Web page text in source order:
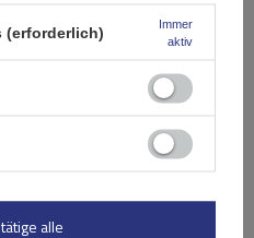
(erforderlich)
Immer
aktiv
alle